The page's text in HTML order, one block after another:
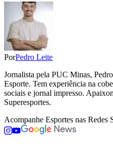
PorPedro Leite
Jornalista pela PUC Minas,
Esporte. Tem experiência na
sociais e jornal impresso.
Superesportes.
Acompanhe Esportes nas Redes